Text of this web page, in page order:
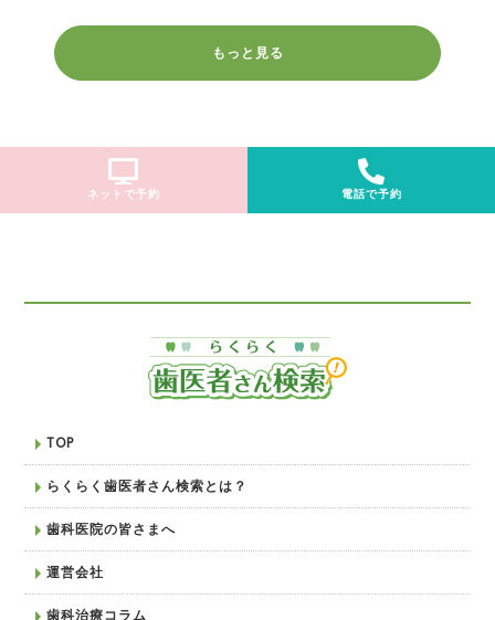
もっと見る
ネットで予約 電話で予約
TOP
らくらく歯医者さん検索とは？
歯科医院の皆さまへ
運営会社
歯科治療コラム